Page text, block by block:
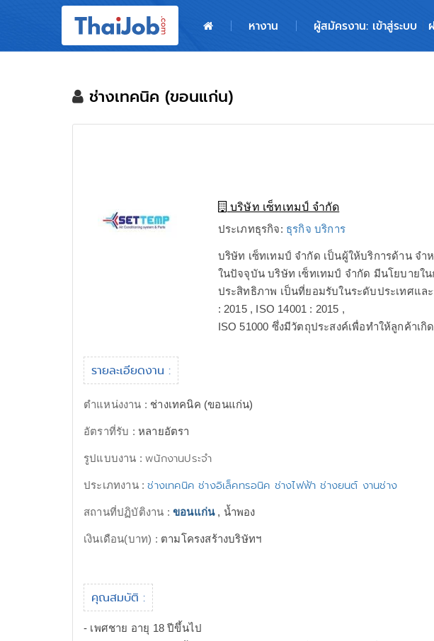
หางาน ผู้สมัครงาน: เข้าสู่ระบบ
ผู้สมัครงาน: เข้าสู่ระบบ
ช่างเทคนิค (ขอนแก่น)
บริษัท เซ็ทเทมป์ จำกัด
ประเภทธุรกิจ: ธุรกิจ บริการ
บริษัท เซ็ทเทมป์ จำกัด เป็นผู้ให้บริการด้าน จ
ในปัจจุบัน บริษัท เซ็ทเทมป์ จำกัด มีนโยบายใ
ประสิทธิภาพ เป็นที่ยอมรับในระดับประเทศแล
: 2015 , ISO 14001 : 2015 ,
ISO 51000 ซึ่งมีวัตถุประสงค์เพื่อทำให้ลูกค้า
รายละเอียดงาน :
ตำแหน่งงาน : ช่างเทคนิค (ขอนแก่น)
อัตราที่รับ : หลายอัตรา
รูปแบบงาน :พนักงานประจำ
ประเภทงาน :ช่างเทคนิค ช่างอิเล็คทรอนิค ช่างไฟฟ้า ช่างยนต์ งานช่าง
สถานที่ปฏิบัติงาน : ขอนแก่น, น้ำพอง
เงินเดือน(บาท) : ตามโครงสร้างบริษัทฯ
คุณสมบัติ :
- เพศชาย อายุ 18 ปีขึ้นไป